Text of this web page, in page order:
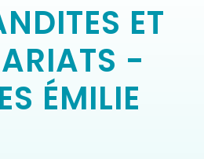
ET
-
ÉMILIE